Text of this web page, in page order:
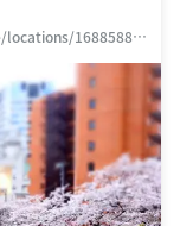
16885882